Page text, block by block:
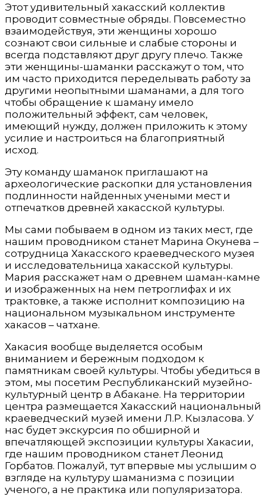
Этот удивительный хакасский коллектив
проводит совместные обряды. Повсеместно
взаимодействуя, эти женщины хорошо
сознают свои сильные и слабые стороны и
всегда подставляют друг другу плечо. Также
эти женщины-шаманки расскажут о том, что
им часто приходится переделывать работу за
другими неопытными шаманами, а для того
чтобы обращение к шаману имело
положительный эффект, сам человек,
имеющий нужду, должен приложить к этому
усилие и настроиться на благоприятный
исход.
Эту команду шаманок приглашают на
археологические раскопки для установления
подлинности найденных учеными мест и
отпечатков древней хакасской культуры.
Мы сами побываем в одном из таких мест, где
нашим проводником станет Марина Окунева –
сотрудница Хакасского краеведческого музея
и исследовательница хакасской культуры.
Мария расскажет нам о древнем шаман-камне
и изображенных на нем петроглифах и их
трактовке, а также исполнит композицию на
национальном музыкальном инструменте
хакасов – чатхане.
Хакасия вообще выделяется особым
вниманием и бережным подходом к
памятникам своей культуры. Чтобы убедиться в
этом, мы посетим Республиканский музейно-
культурный центр в Абакане. На территории
центра размещается Хакасский национальный
краеведческий музей имени Л.Р. Кызласова. У
нас будет экскурсия по обширной и
впечатляющей экспозиции культуры Хакасии,
где нашим проводником станет Леонид
Горбатов. Пожалуй, тут впервые мы услышим о
взгляде на культуру шаманизма с позиции
ученого, а не практика или популяризатора.